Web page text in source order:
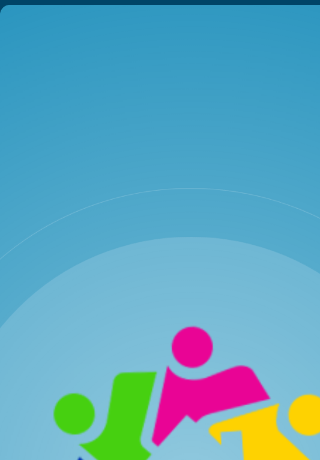
Juni
2026
Muskal
RKPKal
2027